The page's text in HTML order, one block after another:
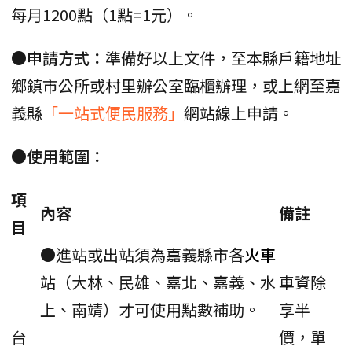
每月1200點（1點=1元）。
●申請方式： 準備好以上文件，至本縣戶籍地址
鄉鎮市公所或村里辦公室臨櫃辦理，或上網至嘉
義縣 「一站式便民服務」 網站線上申請。
●使用範圍：
項
目
內容 備註
台
●進站或出站須為嘉義縣市各火車
站（大林、民雄、嘉北、嘉義、水
上、南靖）才可使用點數補助。
車資除
享半
價，單